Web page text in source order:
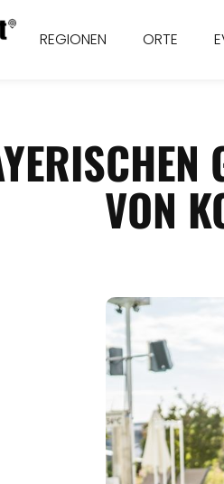
REGIONEN ORTE
VON